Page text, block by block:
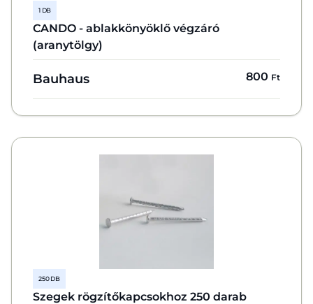
1 DB
CANDO - ablakkönyöklő végzáró
(aranytölgy)
Bauhaus 800 Ft
250 DB
Szegek rögzítőkapcsokhoz 250 darab